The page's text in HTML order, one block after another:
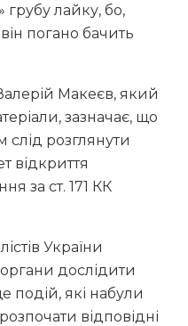
грубу лайку, бо,
погано бачить
Макеєв, який
зазначає, що
розглянути
відкриття
за ст. 171 КК
України
дослідити
які набули
відповідні